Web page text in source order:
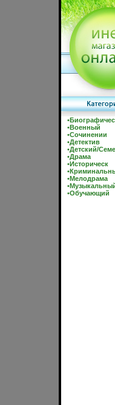
•
•Военный
•Сочинении
•Детектив
•Детский/
•Драма
•Историческ
•
•Мелодрама
•
•Обучающий